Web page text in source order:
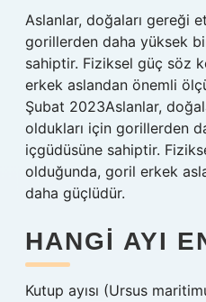
Aslanlar, doğaları gereği
gorillerden daha yüksek
sahiptir. Fiziksel güç söz
erkek aslandan önemli
Şubat 2023Aslanlar,
oldukları için gorillerden
içgüdüsüne sahiptir.
olduğunda, goril erkek
daha güçlüdür.
HANGI AYI
Kutup ayısı (Ursus